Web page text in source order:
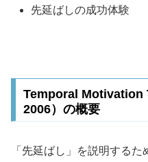
先延ばしの成功体験
Temporal Motivation
2006）の概要
「先延ばし」を説明するた